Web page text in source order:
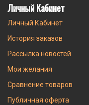
Личный Кабинет
Личный Кабинет
История заказов
Рассылка новостей
Мои желания
Сравнение товаров
Публичная оферта